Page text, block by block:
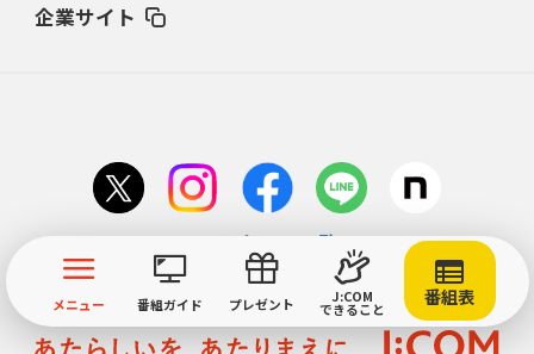
メニュー 番組ガイド プレゼント J:COM
できること
番組表
企業サイト
アカウント一覧